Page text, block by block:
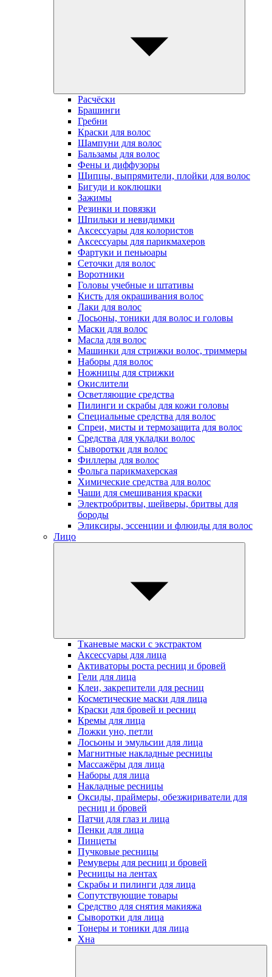
Расчёски
Брашинги
Гребни
Краски для волос
Шампуни для волос
Бальзамы для волос
Фены и диффузоры
Щипцы, выпрямители, плойки для волос
Бигуди и коклюшки
Зажимы
Резинки и повязки
Шпильки и невидимки
Аксессуары для колористов
Аксессуары для парикмахеров
Фартуки и пеньюары
Сеточки для волос
Воротники
Головы учебные и штативы
Кисть для окрашивания волос
Лаки для волос
Лосьоны, тоники для волос и головы
Маски для волос
Масла для волос
Машинки для стрижки волос, триммеры
Наборы для волос
Ножницы для стрижки
Окислители
Осветляющие средства
Пилинги и скрабы для кожи головы
Специальные средства для волос
Спреи, мисты и термозащита для волос
Средства для укладки волос
Сыворотки для волос
Филлеры для волос
Фольга парикмахерская
Химические средства для волос
Чаши для смешивания краски
Электробритвы, шейверы, бритвы для
бороды
Эликсиры, эссенции и флюиды для волос
Лицо
Тканевые маски с экстрактом
Аксессуары для лица
Активаторы роста ресниц и бровей
Гели для лица
Клеи, закрепители для ресниц
Косметические маски для лица
Краски для бровей и ресниц
Кремы для лица
Ложки уно, петли
Лосьоны и эмульсии для лица
Магнитные накладные ресницы
Массажёры для лица
Наборы для лица
Накладные ресницы
Оксиды, праймеры, обезжириватели для
ресниц и бровей
Патчи для глаз и лица
Пенки для лица
Пинцеты
Пучковые ресницы
Ремуверы для ресниц и бровей
Ресницы на лентах
Скрабы и пилинги для лица
Сопутствующие товары
Средство для снятия макияжа
Сыворотки для лица
Тонеры и тоники для лица
Хна